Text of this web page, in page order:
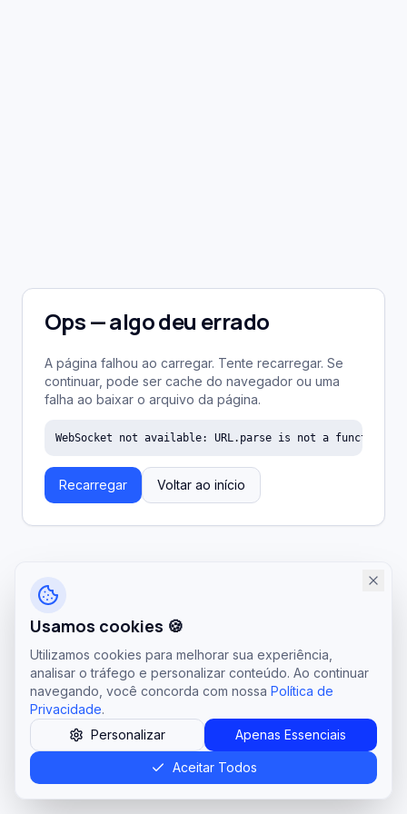
Ops — algo deu errado
A página falhou ao carregar. Tente recarregar. Se
continuar, pode ser cache do navegador ou uma
falha ao baixar o arquivo da página.
WebSocket not available: URL.parse is not a function
Recarregar Voltar ao início
Usamos cookies 🍪
Utilizamos cookies para melhorar sua experiência,
analisar o tráfego e personalizar conteúdo. Ao continuar
navegando, você concorda com nossa Política de
Privacidade.
Personalizar
Apenas Essenciais
Aceitar Todos